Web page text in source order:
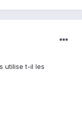
utilise t-il les